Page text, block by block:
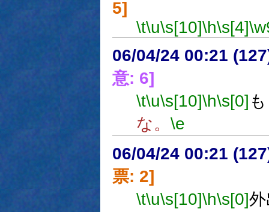
5]
\t\u\s[10]\h\s[4]
06/04/24 00:21
意: 6]
\t\u\s[10]\h\s[0]
な。 \e
06/04/24 00:21
票: 2]
\t\u\s[10]\h\s[0]